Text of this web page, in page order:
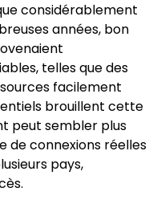
considérablement
années, bon
telles que des
facilement
brouillent cette
peut sembler plus
de connexions réelles
pays,